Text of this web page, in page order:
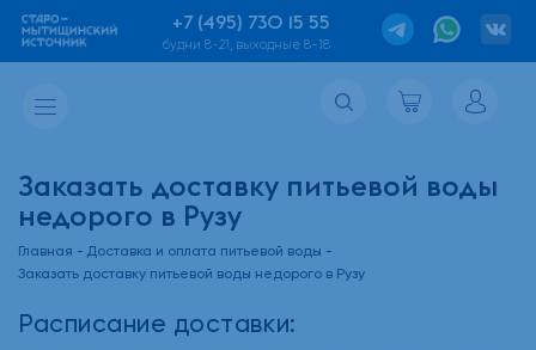
+7 (495) 730 15 55
будни 8-21, выходные 8-18
Заказать доставку питьевой воды
недорого в Рузу
Главная
Доставка и оплата питьевой воды
Заказать доставку питьевой воды недорого в Рузу
Расписание доставки: